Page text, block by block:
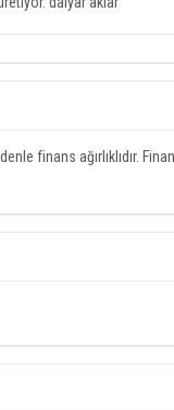
finans ağırlıklıdır.